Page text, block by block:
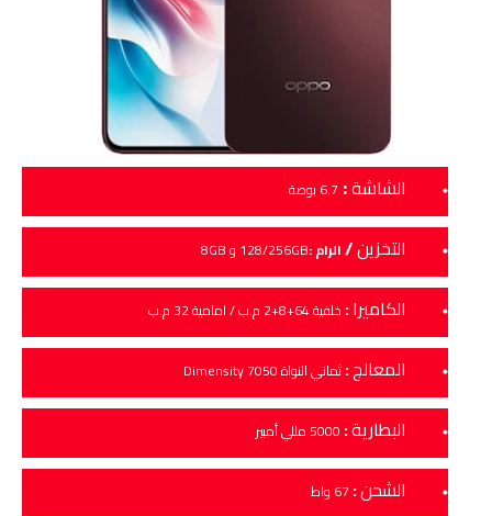
الشاشة: 6.7 بوصة
التخزين/الرام :128/256GB و 8GB
الكاميرا: خلفية 64+8+2 م.ب / امامية 32 م.ب
المعالج:ثماني النواة Dimensity 7050
البطارية: 5000 مللي أمبير
الشحن: 67 واط